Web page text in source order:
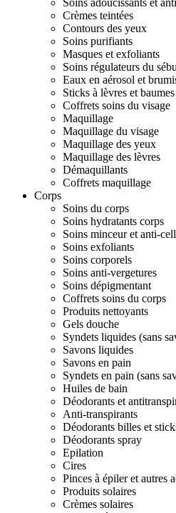
Soins adoucissants et
Crèmes teintées
Contours des yeux
Soins purifiants
Masques et exfoliants
Soins régulateurs du
Eaux en aérosol et
Sticks à lèvres et baumes
Coffrets soins du visage
Maquillage
Maquillage du visage
Maquillage des yeux
Maquillage des lèvres
Démaquillants
Coffrets maquillage
Corps
Soins du corps
Soins hydratants corps
Soins minceur et anti-
Soins exfoliants
Soins corporels
Soins anti-vergetures
Soins dépigmentant
Coffrets soins du corps
Produits nettoyants
Gels douche
Syndets liquides (sans
Savons liquides
Savons en pain
Syndets en pain (sans
Huiles de bain
Déodorants et
Anti-transpirants
Déodorants billes et
Déodorants spray
Epilation
Cires
Pinces à épiler et autres
Produits solaires
Crèmes solaires